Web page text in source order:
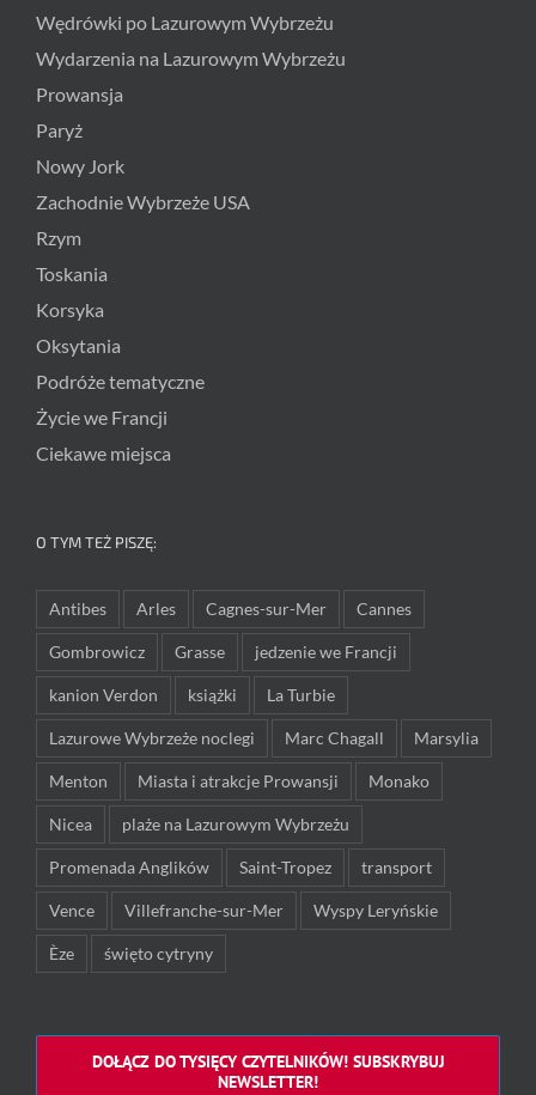
Wędrówki po Lazurowym Wybrzeżu
Wydarzenia na Lazurowym Wybrzeżu
Prowansja
Paryż
Nowy Jork
Zachodnie Wybrzeże USA
Rzym
Toskania
Korsyka
Oksytania
Podróże tematyczne
Życie we Francji
Ciekawe miejsca
O TYM TEŻ PISZĘ:
Antibes Arles Cagnes-sur-Mer Cannes
Gombrowicz Grasse jedzenie we Francji
kanion Verdon książki La Turbie
Lazurowe Wybrzeże noclegi Marc Chagall Marsylia
Menton Miasta i atrakcje Prowansji Monako
Nicea plaże na Lazurowym Wybrzeżu
Promenada Anglików Saint-Tropez transport
Vence Villefranche-sur-Mer Wyspy Leryńskie
Èze święto cytryny
DOŁĄCZ DO TYSIĘCY CZYTELNIKÓW! SUBSKRYBUJ
NEWSLETTER!